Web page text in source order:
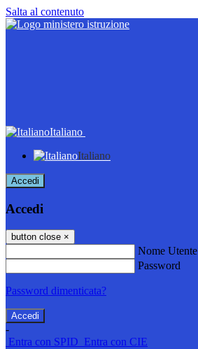
Salta al contenuto
Italiano
Italiano
Accedi
Accedi
button close ×
Nome Utente
Password
Password dimenticata?
-
Entra con SPID Entra con CIE